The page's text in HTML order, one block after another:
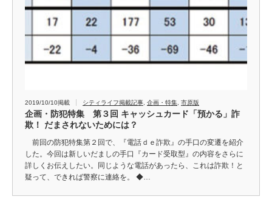
2019/10/10掲載 シティライフ掲載記事 企画・特集 市原版
企画・防犯特集 第３回 キャッシュカード「預かる」詐
欺！ だまされないためには？
前回の防犯特集第２回で、『電話ｄｅ詐欺』の手口の変遷を紹介
した。今回は新しいだましの手口『カード受取型』の内容をさらに
詳しくお伝えしたい。同じような電話があったら、これは詐欺！と
疑って、できれば警察に連絡を。 ◆…